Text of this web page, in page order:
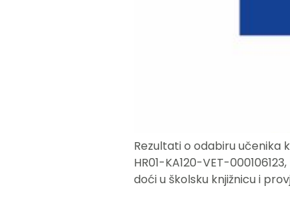
Rezultati o odabiru učenika
HR01-KA120-VET-
doći u školsku knjižnicu i